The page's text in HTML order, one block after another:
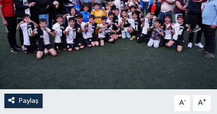
Paylaş A- A+